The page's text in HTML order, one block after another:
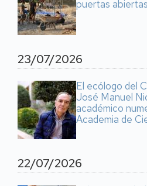
puertas abiertas
23/07/2026
El ecólogo del
José Manuel
académico
Academia de
22/07/2026